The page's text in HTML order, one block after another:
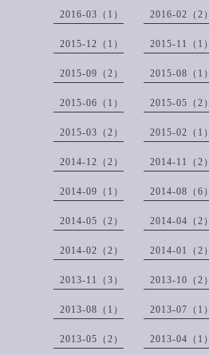
2016-03（1） 2016-02（2）
2015-12（1） 2015-11（1）
2015-09（2） 2015-08（1）
2015-06（1） 2015-05（2）
2015-03（2） 2015-02（1）
2014-12（2） 2014-11（2）
2014-09（1） 2014-08（6）
2014-05（2） 2014-04（2）
2014-02（2） 2014-01（2）
2013-11（3） 2013-10（2）
2013-08（1） 2013-07（1）
2013-05（2） 2013-04（1）